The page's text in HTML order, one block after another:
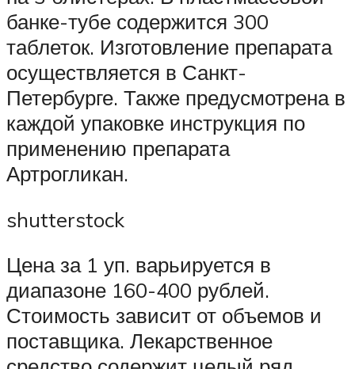
банке-тубе содержится 300
таблеток. Изготовление препарата
осуществляется в Санкт-
Петербурге. Также предусмотрена в
каждой упаковке инструкция по
применению препарата
Артрогликан.
shutterstock
Цена за 1 уп. варьируется в
диапазоне 160-400 рублей.
Стоимость зависит от объемов и
поставщика. Лекарственное